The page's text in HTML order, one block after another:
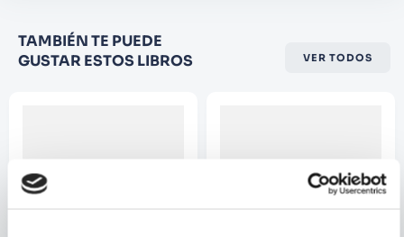
Califique el producto de 1 a 5
estrellas
TAMBIÉN TE PUEDE
GUSTAR ESTOS LIBROS
VER TODOS